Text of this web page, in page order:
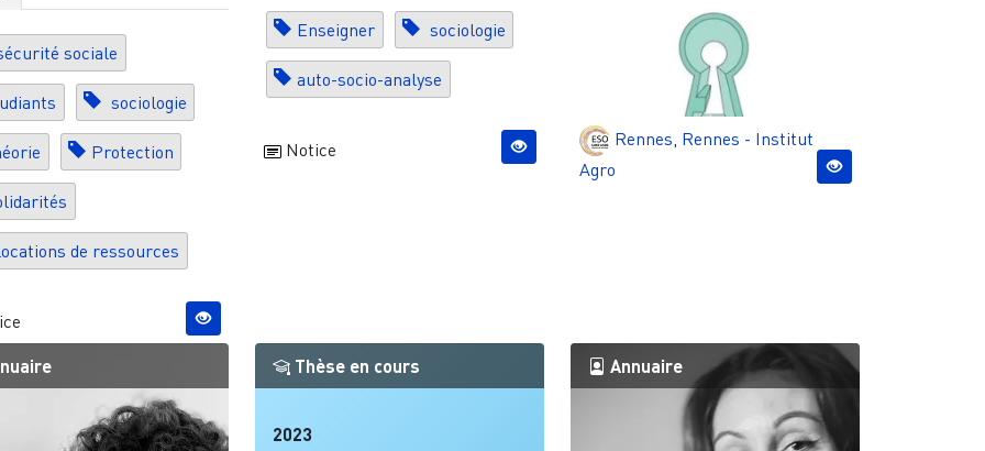
sociale
sociologie
Protection
de ressources
Enseigner sociologie
auto-socio-analyse
Notice Rennes, Rennes - Institut
Agro
Thèse en cours
2023
Annuaire